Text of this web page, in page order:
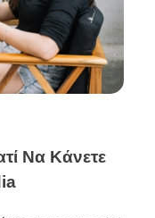
Να Κάνετε